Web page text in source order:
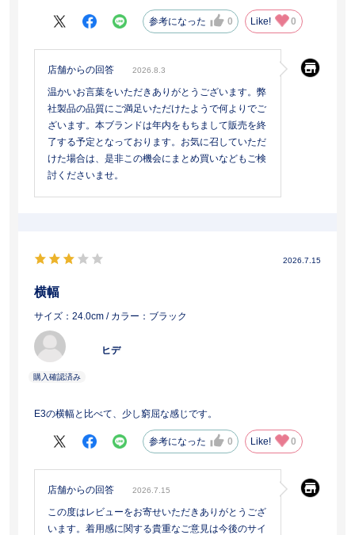
参考になった 0 Like! 0
店舗からの回答 2026.8.3
温かいお言葉をいただきありがとうございます。弊
社製品の品質にご満足いただけたようで何よりでご
ざいます。本ブランドは年内をもちまして販売を終
了する予定となっております。お気に召していただ
けた場合は、是非この機会にまとめ買いなどもご検
討くださいませ。
2026.7.15
横幅
サイズ：24.0cm / カラー：ブラック
ヒデ
E3の横幅と比べて、少し窮屈な感じです。
参考になった 0 Like! 0
店舗からの回答 2026.7.15
この度はレビューをお寄せいただきありがとうござ
います。着用感に関する貴重なご意見は今後のサイ